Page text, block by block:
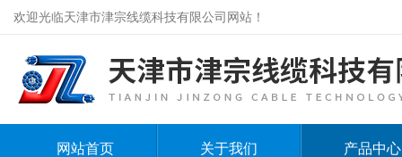
欢迎光临天津市津宗线缆科技有限公司网站！
网站首页 关于我们 产品中心